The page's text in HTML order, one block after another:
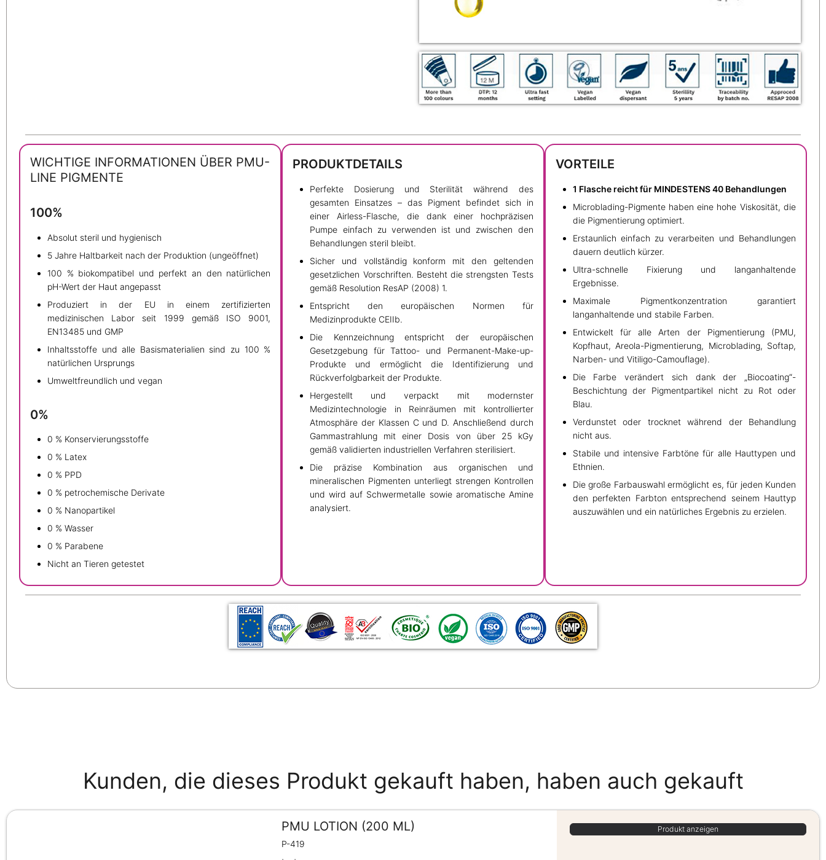
WICHTIGE INFORMATIONEN ÜBER PMU-
LINE PIGMENTE
100%
Absolut steril und hygienisch
5 Jahre Haltbarkeit nach der Produktion (ungeöffnet)
100 % biokompatibel und perfekt an den natürlichen
pH-Wert der Haut angepasst
Produziert in der EU in einem zertifizierten
medizinischen Labor seit 1999 gemäß ISO 9001,
EN13485 und GMP
Inhaltsstoffe und alle Basismaterialien sind zu 100 %
natürlichen Ursprungs
Umweltfreundlich und vegan
0%
0 % Konservierungsstoffe
0 % Latex
0 % PPD
0 % petrochemische Derivate
0 % Nanopartikel
0 % Wasser
0 % Parabene
Nicht an Tieren getestet
PRODUKTDETAILS
Perfekte Dosierung und Sterilität während des
gesamten Einsatzes – das Pigment befindet sich in
einer Airless-Flasche, die dank einer hochpräzisen
Pumpe einfach zu verwenden ist und zwischen den
Behandlungen steril bleibt.
Sicher und vollständig konform mit den geltenden
gesetzlichen Vorschriften. Besteht die strengsten Tests
gemäß Resolution ResAP (2008) 1.
Entspricht den europäischen Normen für
Medizinprodukte CEIIb.
Die Kennzeichnung entspricht der europäischen
Gesetzgebung für Tattoo- und Permanent-Make-up-
Produkte und ermöglicht die Identifizierung und
Rückverfolgbarkeit der Produkte.
Hergestellt und verpackt mit modernster
Medizintechnologie in Reinräumen mit kontrollierter
Atmosphäre der Klassen C und D. Anschließend durch
Gammastrahlung mit einer Dosis von über 25 kGy
gemäß validierten industriellen Verfahren sterilisiert.
Die präzise Kombination aus organischen und
mineralischen Pigmenten unterliegt strengen Kontrollen
und wird auf Schwermetalle sowie aromatische Amine
analysiert.
VORTEILE
1 Flasche reicht für MINDESTENS 40 Behandlungen
Microblading-Pigmente haben eine hohe Viskosität, die
die Pigmentierung optimiert.
Erstaunlich einfach zu verarbeiten und Behandlungen
dauern deutlich kürzer.
Ultra-schnelle Fixierung und langanhaltende
Ergebnisse.
Maximale Pigmentkonzentration garantiert
langanhaltende und stabile Farben.
Entwickelt für alle Arten der Pigmentierung (PMU,
Kopfhaut, Areola-Pigmentierung, Microblading, Softap,
Narben- und Vitiligo-Camouflage).
Die Farbe verändert sich dank der „Biocoating“-
Beschichtung der Pigmentpartikel nicht zu Rot oder
Blau.
Verdunstet oder trocknet während der Behandlung
nicht aus.
Stabile und intensive Farbtöne für alle Hauttypen und
Ethnien.
Die große Farbauswahl ermöglicht es, für jeden Kunden
den perfekten Farbton entsprechend seinem Hauttyp
auszuwählen und ein natürliches Ergebnis zu erzielen.
Kunden, die dieses Produkt gekauft haben, haben auch gekauft
PMU LOTION (200 ML)
P-419
Produkt anzeigen